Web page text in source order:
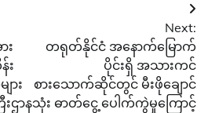
း
း
ား
ဌာန
Next:
တရုတ်နိုင်ငံ အနောက်မြောက်
ပိုင်းရှိ အသားကင်
စားသောက်ဆိုင်တွင် မီးဖိုချောင်
သုံး ဓာတ်ငွေ့ ပေါက်ကွဲမှုကြောင့်